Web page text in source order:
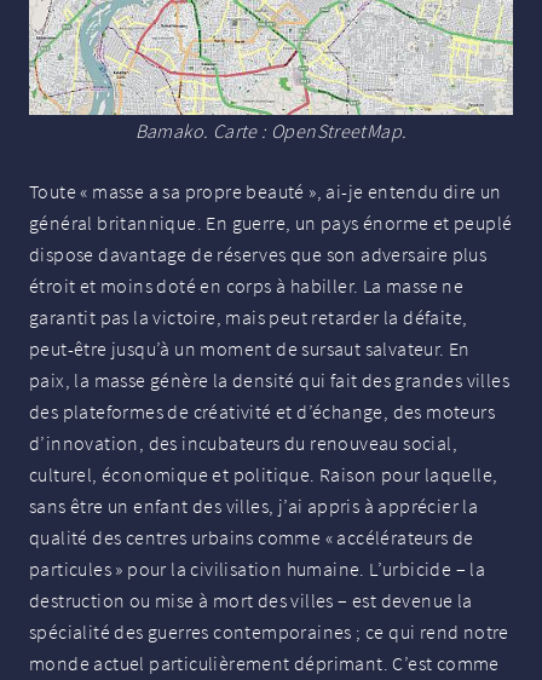
Bamako. Carte : OpenStreetMap.
Toute « masse a sa propre beauté », ai-je entendu dire un
général britannique. En guerre, un pays énorme et peuplé
dispose davantage de réserves que son adversaire plus
étroit et moins doté en corps à habiller. La masse ne
garantit pas la victoire, mais peut retarder la défaite,
peut-être jusqu’à un moment de sursaut salvateur. En
paix, la masse génère la densité qui fait des grandes villes
des plateformes de créativité et d’échange, des moteurs
d’innovation, des incubateurs du renouveau social,
culturel, économique et politique. Raison pour laquelle,
sans être un enfant des villes, j’ai appris à apprécier la
qualité des centres urbains comme « accélérateurs de
particules » pour la civilisation humaine. L’urbicide – la
destruction ou mise à mort des villes – est devenue la
spécialité des guerres contemporaines ; ce qui rend notre
monde actuel particulièrement déprimant. C’est comme